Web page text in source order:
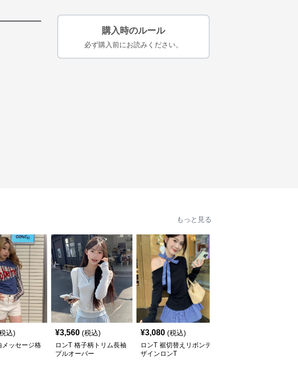
購入時のルール
必ず購入前にお読みください。
もっと見る
込)
メッセージ格
¥3,560 (税込)
ロンT 格子柄トリム長袖
プルオーバー
¥3,080 (税込)
ロンT 裾切替えリボンデ
ザインロンT